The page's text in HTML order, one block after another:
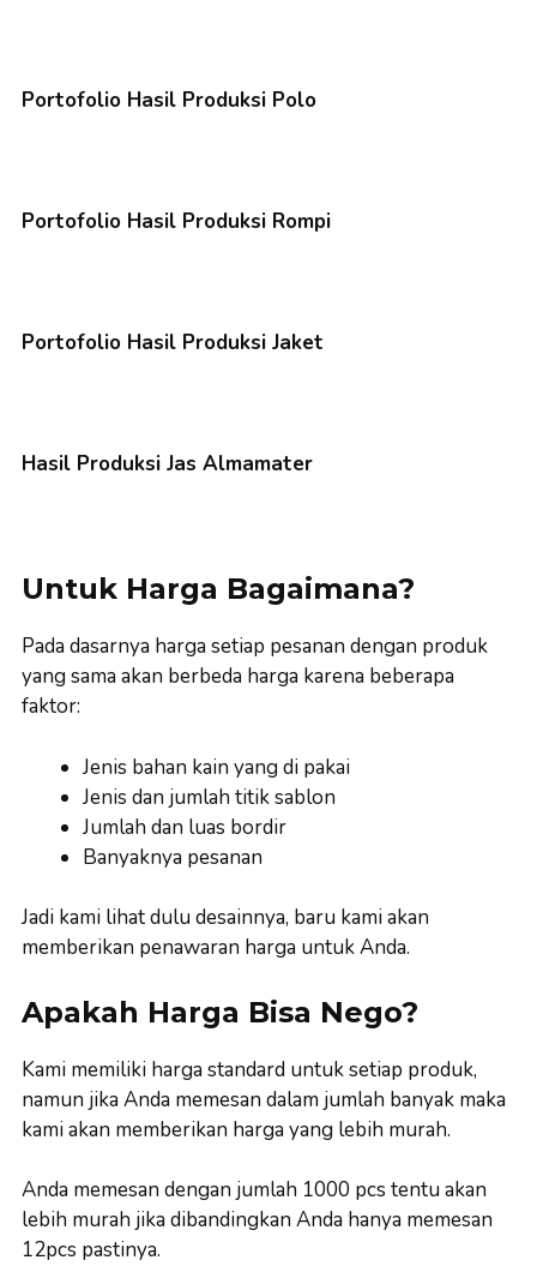
Portofolio Hasil Produksi Polo
Portofolio Hasil Produksi Rompi
Portofolio Hasil Produksi Jaket
Hasil Produksi Jas Almamater
Untuk Harga Bagaimana?
Pada dasarnya harga setiap pesanan dengan produk
yang sama akan berbeda harga karena beberapa
faktor:
Jenis bahan kain yang di pakai
Jenis dan jumlah titik sablon
Jumlah dan luas bordir
Banyaknya pesanan
Jadi kami lihat dulu desainnya, baru kami akan
memberikan penawaran harga untuk Anda.
Apakah Harga Bisa Nego?
Kami memiliki harga standard untuk setiap produk,
namun jika Anda memesan dalam jumlah banyak maka
kami akan memberikan harga yang lebih murah.
Anda memesan dengan jumlah 1000 pcs tentu akan
lebih murah jika dibandingkan Anda hanya memesan
12pcs pastinya.